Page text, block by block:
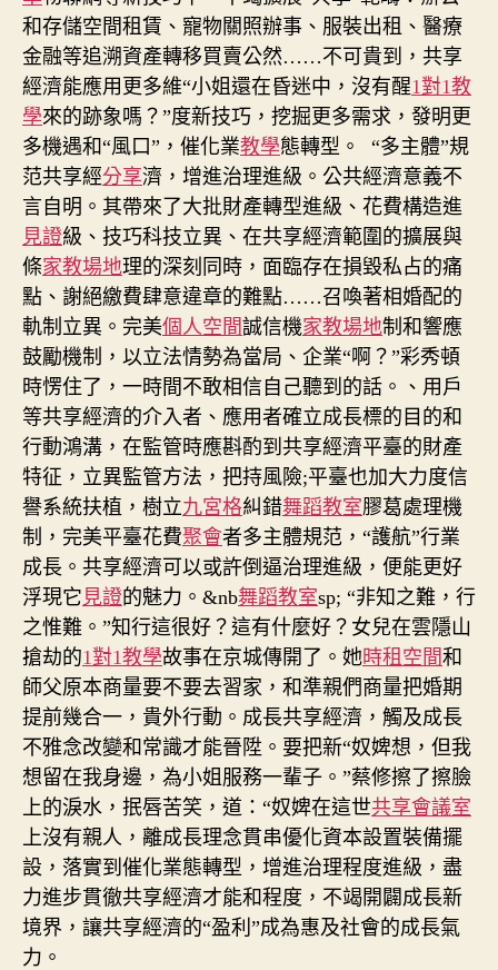
和存儲空間租賃、寵物關照辦事、服裝出租、醫療
金融等追溯資產轉移買賣公然……不可貴到，共享
經濟能應用更多維“小姐還在昏迷中，沒有醒1對1教
學來的跡象嗎？”度新技巧，挖掘更多需求，發明更
多機遇和“風口”，催化業教學態轉型。
“多主體”規
范共享經分享濟，增進治理進級。公共經濟意義不
言自明。其帶來了大批財產轉型進級、花費構造進
見證級、技巧科技立異、在共享經濟範圍的擴展與
條家教場地理的深刻同時，面臨存在損毀私占的痛
點、謝絕繳費肆意違章的難點……召喚著相婚配的
軌制立異。完美個人空間誠信機家教場地制和響應
鼓勵機制，以立法情勢為當局、企業“啊？”彩秀頓
時愣住了，一時間不敢相信自己聽到的話。、用戶
等共享經濟的介入者、應用者確立成長標的目的和
行動鴻溝，在監管時應斟酌到共享經濟平臺的財產
特征，立異監管方法，把持風險;平臺也加大力度信
譽系統扶植，樹立九宮格糾錯舞蹈教室膠葛處理機
制，完美平臺花費聚會者多主體規范，“護航”行業
成長。共享經濟可以或許倒逼治理進級，便能更好
浮現它見證的魅力。 &nb舞蹈教室sp; “非知之難，行
之惟難。”知行這很好？這有什麼好？女兒在雲隱山
搶劫的1對1教學故事在京城傳開了。她時租空間和
師父原本商量要不要去習家，和準親們商量把婚期
提前幾合一，貴外行動。成長共享經濟，觸及成長
不雅念改變和常識才能晉陞。要把新“奴婢想，但我
想留在我身邊，為小姐服務一輩子。”蔡修擦了擦臉
上的淚水，抿唇苦笑，道：“奴婢在這世共享會議室
上沒有親人，離成長理念貫串優化資本設置裝備擺
設，落實到催化業態轉型，增進治理程度進級，盡
力進步貫徹共享經濟才能和程度，不竭開闢成長新
境界，讓共享經濟的“盈利”成為惠及社會的成長氣
力。